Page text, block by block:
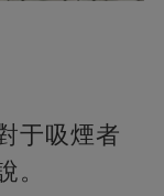
于吸煙者
。